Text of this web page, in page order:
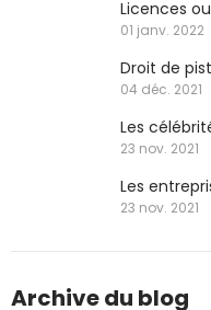
Licences
01 janv. 2022
Droit de
04 déc. 2021
Les
23 nov. 2021
Les
23 nov. 2021
Archive du blog